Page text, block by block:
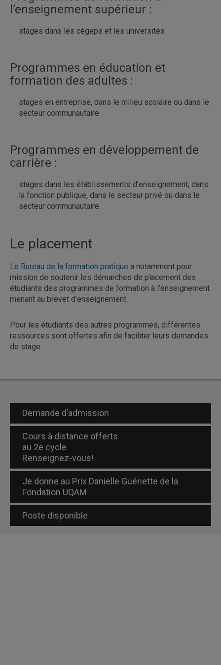
l’enseignement supérieur :
stages dans les cégeps et les universités
Programmes en éducation et
formation des adultes :
stages en entreprise, dans le milieu scolaire ou dans le
secteur communautaire.
Programmes en développement de
carrière :
stages dans les établissements d’enseignement, dans
la fonction publique, dans le secteur privé ou dans le
secteur communautaire.
Le placement
Le Bureau de la formation pratique a notamment pour
mission de soutenir les démarches de placement des
étudiants des programmes de formation à l’enseignement
menant au brevet d’enseignement.
Pour les étudiants des autres programmes, différentes
ressources sont offertes afin de faciliter leurs demandes
de stage.
Demande d’admission
Cours à distance offerts
au 2e cycle
Renseignez-vous!
Je donne au Prix Danielle Guénette de la
Fondation UQAM
Poste disponible